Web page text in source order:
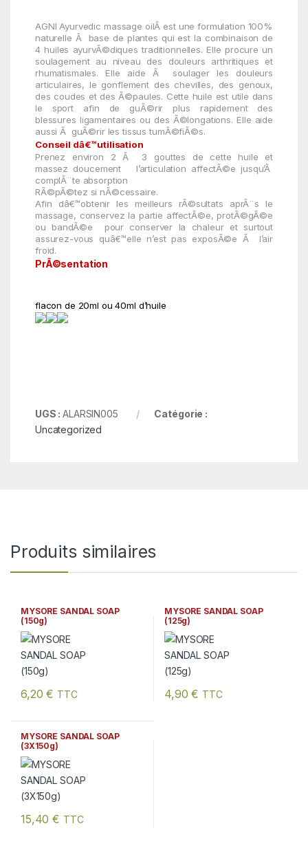
AGNI Ayurvedic massage oilÂ est une formulation 100%
naturelle Ã base de plantes qui est la combinaison de
4 huiles ayurvÃ©diques traditionnelles. Elle procure un
soulagement au niveau des
douleurs arthritiques et
rhumatismales. Elle aide Ã soulager les douleurs
articulaires, le gonflement des chevilles, des genoux,
des coudes et des Ã©paules. Cette huile est utile dans
le sport afin de guÃ©rir plus rapidement des
blessures ligamentaires ou des Ã©longations. Elle aide
aussi Ã guÃ©rir les tissus tumÃ©fiÃ©s.
Conseil dâ€™utilisation
Prenez
environ 2 Ã 3
gouttes de cette huile et
massez doucement l’articulation affectÃ©e jusqu’Ã
complÃ¨te absorption
RÃ©pÃ©tez si nÃ©cessaire.
Afin dâ€™obtenir les meilleurs rÃ©sultats aprÃ¨s le
massage, conservez la partie affectÃ©e, protÃ©gÃ©e
ou bandÃ©e
pour conserver la chaleuret surtout
assurez-vous
quâ€™elle n’est pas exposÃ©e Ã
l’air
froid.
PrÃ©sentation
flacon de 20ml ou 40ml d’huile
UGS :ALARSIN005
Catégorie :
Uncategorized
Produits similaires
MYSORE SANDAL SOAP
(150g)
6,20€ TTC
MYSORE SANDAL SOAP
(125g)
4,90€ TTC
MYSORE SANDAL SOAP
(3X150g)
15,40€ TTC